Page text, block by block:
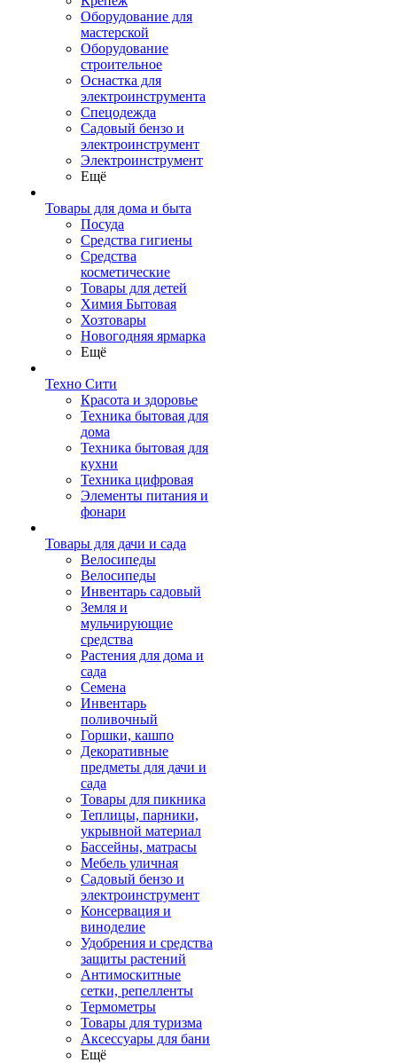
Оборудование для
мастерской
Оборудование
строительное
Оснастка для
электроинструмента
Спецодежда
Садовый бензо и
электроинструмент
Электроинструмент
Ещё
Товары для дома и быта
Посуда
Средства гигиены
Средства
косметические
Товары для детей
Химия Бытовая
Хозтовары
Новогодняя ярмарка
Ещё
Техно Сити
Красота и здоровье
Техника бытовая для
дома
Техника бытовая для
кухни
Техника цифровая
Элементы питания и
фонари
Товары для дачи и сада
Велосипеды
Велосипеды
Инвентарь садовый
Земля и
мульчирующие
средства
Растения для дома и
сада
Семена
Инвентарь
поливочный
Горшки, кашпо
Декоративные
предметы для дачи и
сада
Товары для пикника
Теплицы, парники,
укрывной материал
Бассейны, матрасы
Мебель уличная
Садовый бензо и
электроинструмент
Консервация и
виноделие
Удобрения и средства
защиты растений
Антимоскитные
сетки, репелленты
Термометры
Товары для туризма
Аксессуары для бани
Ещё